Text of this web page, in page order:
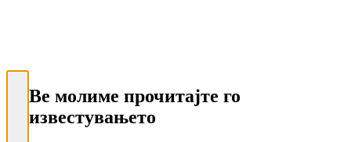
Ве молиме прочитајте го
известувањето